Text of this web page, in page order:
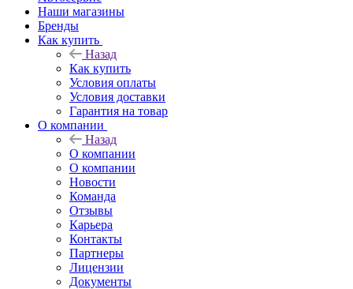
Наши магазины
Бренды
Как купить
Назад
Как купить
Условия оплаты
Условия доставки
Гарантия на товар
О компании
Назад
О компании
О компании
Новости
Команда
Отзывы
Карьера
Контакты
Партнеры
Лицензии
Документы